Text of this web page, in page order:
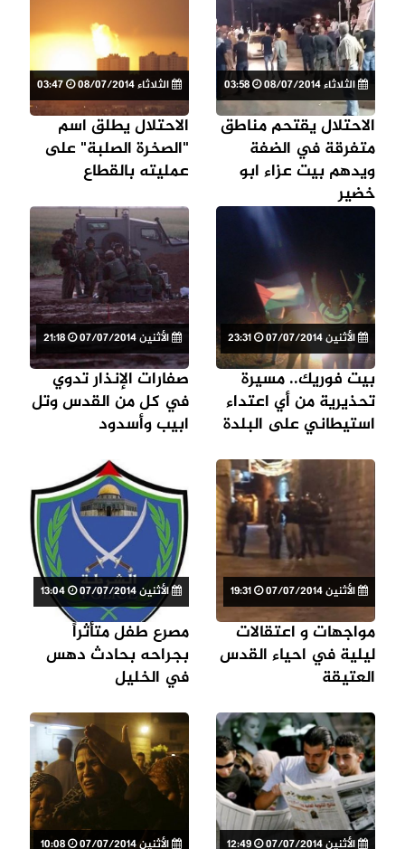
الثلاثاء 08/07/2014 03:58
الاحتلال يقتحم مناطق
متفرقة في الضفة
ويدهم بيت عزاء ابو
خضير
الثلاثاء 08/07/2014
الاحتلال يطلق اسم
"الصخرة الصلبة" على
عمليته بالقطاع
الأثنين 07/07/2014
بيت فوريك.. مسيرة
تحذيرية من أي اعتداء
استيطاني على البلدة
الأثنين 07/07/2014 21:18
صفارات الإنذار تدوي
في كل من القدس وتل
ابيب وأسدود
الأثنين 07/07/2014
مواجهات و اعتقالات
ليلية في احياء القدس
العتيقة
الأثنين 07/07/2014
مصرع طفل متأثراً
بجراحه بحادث دهس
في الخليل
الأثنين 07/07/2014 الأثنين 07/07/2014